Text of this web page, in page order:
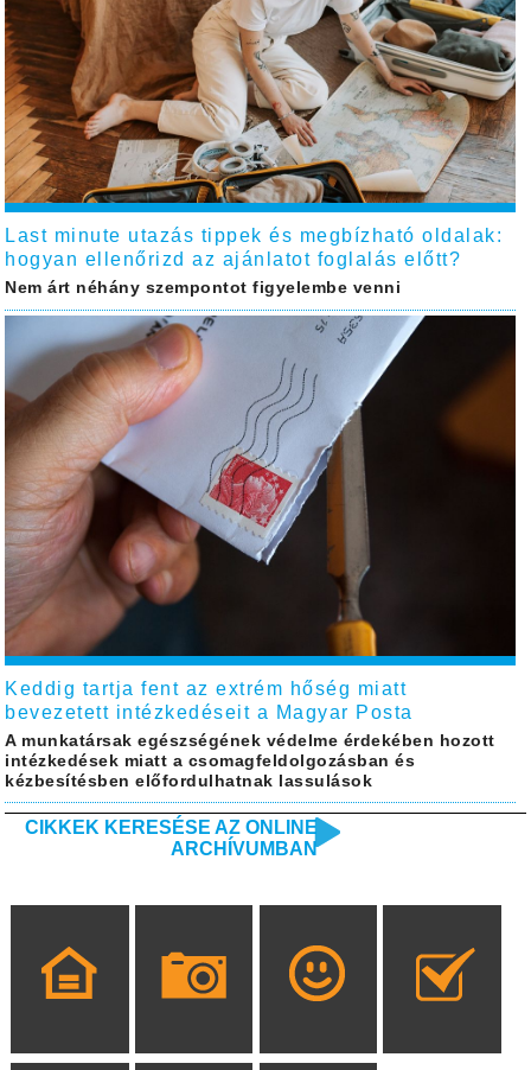
Last minute utazás tippek és megbízható oldalak:
hogyan ellenőrizd az ajánlatot foglalás előtt?
Nem árt néhány szempontot figyelembe venni
Keddig tartja fent az extrém hőség miatt
bevezetett intézkedéseit a Magyar Posta
A munkatársak egészségének védelme érdekében hozott
intézkedések miatt a csomagfeldolgozásban és
kézbesítésben előfordulhatnak lassulások
CIKKEK KERESÉSE AZ ONLINE
ARCHÍVUMBAN